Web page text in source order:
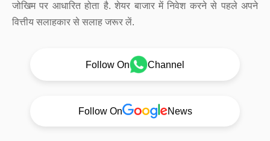
जोखिम पर आधारित होता है. शेयर बाजार में निवेश करने से पहले अपने
वित्तीय सलाहकार से सलाह जरूर लें.
Follow On Channel
Follow On News